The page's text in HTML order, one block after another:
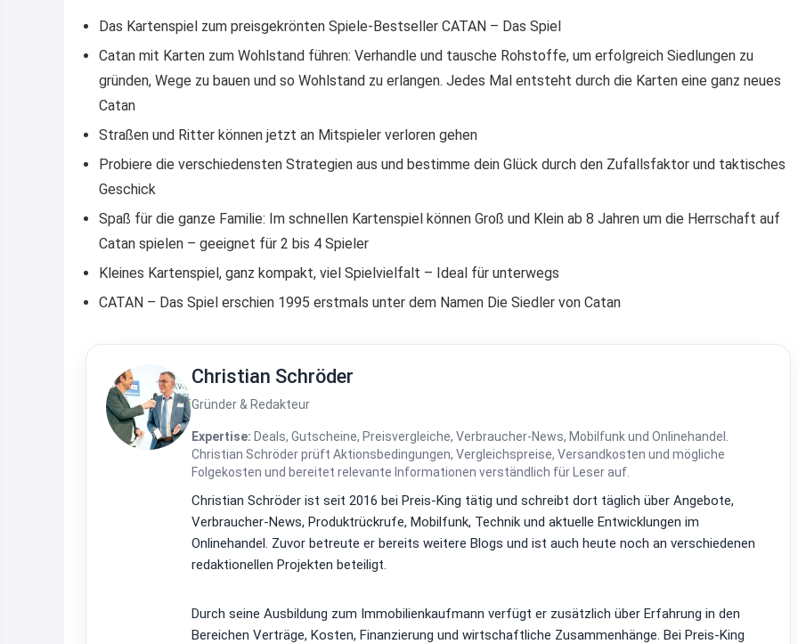
Das Kartenspiel zum preisgekrönten Spiele-Bestseller CATAN – Das Spiel
Catan mit Karten zum Wohlstand führen: Verhandle und tausche Rohstoffe, um erfolgreich Siedlungen zu
gründen, Wege zu bauen und so Wohlstand zu erlangen. Jedes Mal entsteht durch die Karten eine ganz neues
Catan
Straßen und Ritter können jetzt an Mitspieler verloren gehen
Probiere die verschiedensten Strategien aus und bestimme dein Glück durch den Zufallsfaktor und taktisches
Geschick
Spaß für die ganze Familie: Im schnellen Kartenspiel können Groß und Klein ab 8 Jahren um die Herrschaft auf
Catan spielen – geeignet für 2 bis 4 Spieler
Kleines Kartenspiel, ganz kompakt, viel Spielvielfalt – Ideal für unterwegs
CATAN – Das Spiel erschien 1995 erstmals unter dem Namen Die Siedler von Catan
Christian Schröder
Gründer & Redakteur
Expertise: Deals, Gutscheine, Preisvergleiche, Verbraucher-News, Mobilfunk und Onlinehandel.
Christian Schröder prüft Aktionsbedingungen, Vergleichspreise, Versandkosten und mögliche
Folgekosten und bereitet relevante Informationen verständlich für Leser auf.
Christian Schröder ist seit 2016 bei Preis-King tätig und schreibt dort täglich über Angebote,
Verbraucher-News, Produktrückrufe, Mobilfunk, Technik und aktuelle Entwicklungen im
Onlinehandel. Zuvor betreute er bereits weitere Blogs und ist auch heute noch an verschiedenen
redaktionellen Projekten beteiligt.
Durch seine Ausbildung zum Immobilienkaufmann verfügt er zusätzlich über Erfahrung in den
Bereichen Verträge, Kosten, Finanzierung und wirtschaftliche Zusammenhänge. Bei Preis-King